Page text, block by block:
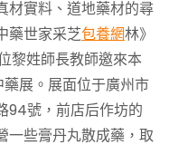
材實料、道地藥材的尋
藥世家采芝包養網林》
黎姓師長教師邀來本
展。展面位于廣州市
94號，前店后作坊的
一些膏丹丸散成藥，取